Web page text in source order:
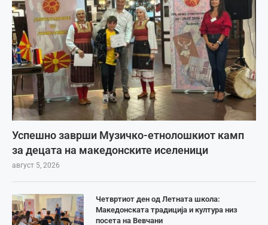
Успешно заврши Музичко-етнолошкиот камп
за децата на македонските иселеници
август 5, 2026
Четвртиот ден од Летната школа:
Македонската традиција и култура низ
посета на Вевчани